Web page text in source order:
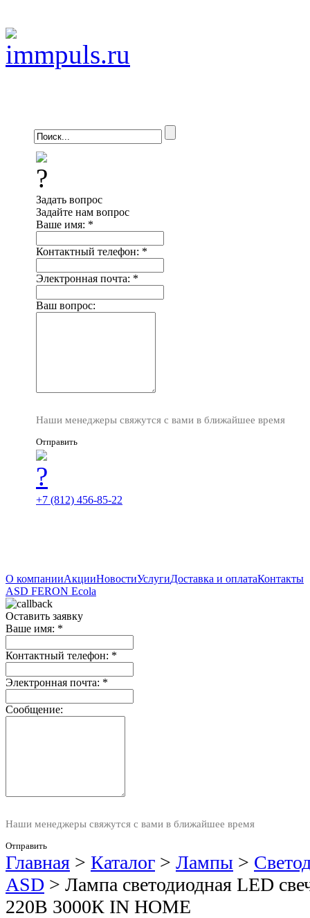
Задать вопрос
Задайте нам вопрос
Ваше имя: *
Контактный телефон: *
Электронная почта: *
Ваш вопрос:
Наши менеджеры свяжутся с вами в ближайшее время
Отправить
+7 (812) 456-85-22
О компанииАкцииНовостиУслугиДоставка и оплатаКонтакты
ASD FERON Ecola
Оставить заявку
Ваше имя: *
Контактный телефон: *
Электронная почта: *
Сообщение:
Наши менеджеры свяжутся с вами в ближайшее время
Отправить
Главная > Каталог > Лампы >
ASD > Лампа светодиодная LED
220В 3000К IN HOME